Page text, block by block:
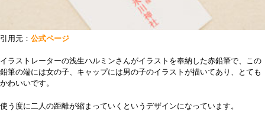
引用元： 公式ページ
イラストレーターの浅生ハルミンさんがイラストを奉納した赤鉛筆で、この
鉛筆の端には女の子、キャップには男の子のイラストが描いてあり、とても
かわいいです。
使う度に二人の距離が縮まっていくというデザインになっています。